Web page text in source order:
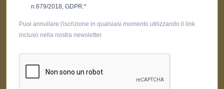
n.679/2018, GDPR.
Puoi annullare l'iscrizione in qualsiasi momento utilizzando il link
incluso nella nostra newsletter.